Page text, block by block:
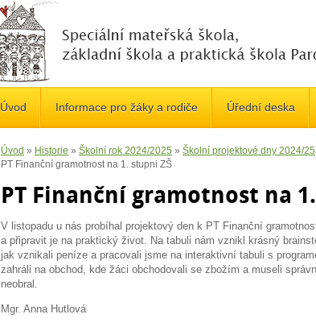
Úvod Informace pro žáky a rodiče Úřední deska
Úvod » Historie » Školní rok 2024/2025 » Školní projektové dny 2024/25
PT Finanční gramotnost na 1. stupni ZŠ
PT Finanční gramotnost na
V listopadu u nás probíhal projektový den k PT Finanční
a připravit je na praktický život. Na tabuli nám vznikl krásný
jak vznikali peníze a pracovali jsme na interaktivní tabuli s
zahráli na obchod, kde žáci obchodovali se zbožím a museli
neobral.
Mgr. Anna Hutlová